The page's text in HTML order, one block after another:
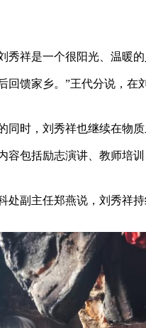
秀祥是一个很阳光、温暖
回馈家乡。”王代分说，在
同时，刘秀祥也继续在物
容包括励志演讲、教师培
处副主任郑燕说，刘秀祥